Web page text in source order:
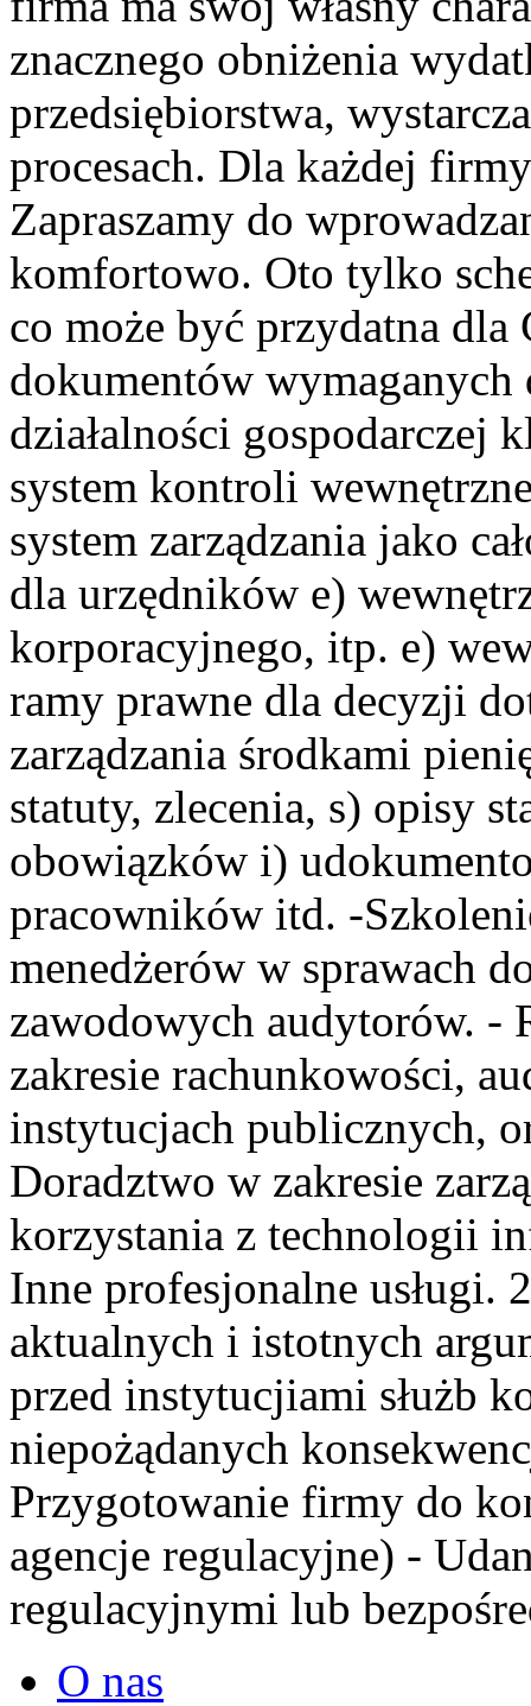
znacznego obniżenia
przedsiębiorstwa,
procesach. Dla każdej
Zapraszamy do
komfortowo. Oto tylko
co może być przydatna
dokumentów
działalności gospodarczej
system kontroli
system zarządzania jako
dla urzędników e)
korporacyjnego, itp. e)
ramy prawne dla decyzji
zarządzania środkami
statuty, zlecenia, s) opisy
obowiązków i)
pracowników itd. -
menedżerów w sprawach
zawodowych audytorów. -
zakresie rachunkowości,
instytucjach publicznych,
Doradztwo w zakresie
korzystania z technologii
Inne profesjonalne usługi.
aktualnych i istotnych
przed instytucjiami służb
niepożądanych
Przygotowanie firmy do
agencje regulacyjne) -
regulacyjnymi lub
O nas